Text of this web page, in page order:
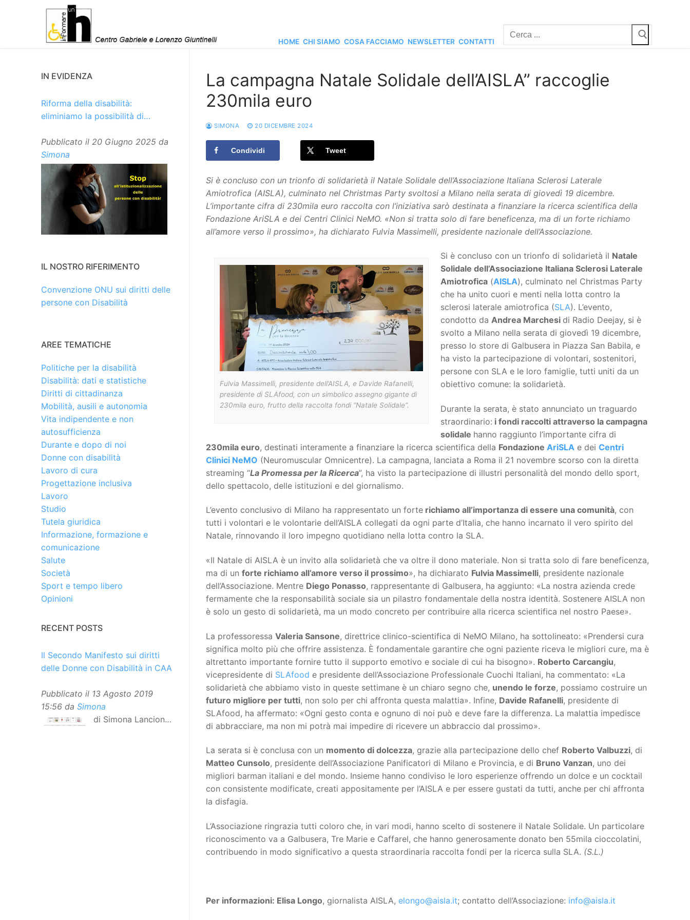
HOME CHI SIAMO COSA FACCIAMO NEWSLETTER CONTATTI
Cerca:
La campagna Natale Solidale dell’AISLA” raccoglie
230mila euro
SIMONA 20 DICEMBRE 2024
Condividi Tweet
Si è concluso con un trionfo di solidarietà il Natale Solidale dell’Associazione Italiana Sclerosi Laterale
Amiotrofica (AISLA), culminato nel Christmas Party svoltosi a Milano nella serata di giovedì 19 dicembre.
L’importante cifra di 230mila euro raccolta con l’iniziativa sarò destinata a finanziare la ricerca scientifica della
Fondazione AriSLA e dei Centri Clinici NeMO. «Non si tratta solo di fare beneficenza, ma di un forte richiamo
all’amore verso il prossimo», ha dichiarato Fulvia Massimelli, presidente nazionale dell’Associazione.
Fulvia Massimelli, presidente dell’AISLA, e Davide Rafanelli,
presidente di SLAfood, con un simbolico assegno gigante di
230mila euro, frutto della raccolta fondi “Natale Solidale”.
Si è concluso con un trionfo di solidarietà il Natale
Solidale dell’Associazione Italiana Sclerosi Laterale
Amiotrofica(AISLA), culminato nel Christmas Party
che ha unito cuori e menti nella lotta contro la
sclerosi laterale amiotrofica (SLA). L’evento,
condotto da Andrea Marchesi di Radio Deejay, si è
svolto a Milano nella serata di giovedì 19 dicembre,
presso lo store di Galbusera in Piazza San Babila, e
ha visto la partecipazione di volontari, sostenitori,
persone con SLA e le loro famiglie, tutti uniti da un
obiettivo comune: la solidarietà.
Durante la serata, è stato annunciato un traguardo
straordinario: i fondi raccolti attraverso la campagna
solidale hanno raggiunto l’importante cifra di
230mila euro, destinati interamente a finanziare la ricerca scientifica della Fondazione AriSLA e dei Centri
Clinici NeMO (Neuromuscular Omnicentre). La campagna, lanciata a Roma il 21 novembre scorso con la diretta
streaming “La Promessa per la Ricerca”, ha visto la partecipazione di illustri personalità del mondo dello sport,
dello spettacolo, delle istituzioni e del giornalismo.
L’evento conclusivo di Milano ha rappresentato un forte richiamo all’importanza di essere una comunità, con
tutti i volontari e le volontarie dell’AISLA collegati da ogni parte d’Italia, che hanno incarnato il vero spirito del
Natale, rinnovando il loro impegno quotidiano nella lotta contro la SLA.
«Il Natale di AISLA è un invito alla solidarietà che va oltre il dono materiale. Non si tratta solo di fare beneficenza,
ma di un forte richiamo all’amore verso il prossimo», ha dichiarato Fulvia Massimelli, presidente nazionale
dell’Associazione. Mentre Diego Ponasso, rappresentante di Galbusera, ha aggiunto: «La nostra azienda crede
fermamente che la responsabilità sociale sia un pilastro fondamentale della nostra identità. Sostenere AISLA non
è solo un gesto di solidarietà, ma un modo concreto per contribuire alla ricerca scientifica nel nostro Paese».
La professoressa Valeria Sansone, direttrice clinico-scientifica di NeMO Milano, ha sottolineato: «Prendersi cura
significa molto più che offrire assistenza. È fondamentale garantire che ogni paziente riceva le migliori cure, ma è
altrettanto importante fornire tutto il supporto emotivo e sociale di cui ha bisogno». Roberto Carcangiu,
vicepresidente di SLAfood e presidente dell’Associazione Professionale Cuochi Italiani, ha commentato: «La
solidarietà che abbiamo visto in queste settimane è un chiaro segno che, unendo le forze, possiamo costruire un
futuro migliore per tutti, non solo per chi affronta questa malattia». Infine, Davide Rafanelli, presidente di
SLAfood, ha affermato: «Ogni gesto conta e ognuno di noi può e deve fare la differenza. La malattia impedisce
di abbracciare, ma non mi potrà mai impedire di ricevere un abbraccio dal prossimo».
La serata si è conclusa con un momento di dolcezza, grazie alla partecipazione dello chef Roberto Valbuzzi, di
Matteo Cunsolo, presidente dell’Associazione Panificatori di Milano e Provincia, e di Bruno Vanzan, uno dei
migliori barman italiani e del mondo. Insieme hanno condiviso le loro esperienze offrendo un dolce e un cocktail
con consistente modificate, creati appositamente per l’AISLA e per essere gustati da tutti, anche per chi affronta
la disfagia.
L’Associazione ringrazia tutti coloro che, in vari modi, hanno scelto di sostenere il Natale Solidale. Un particolare
riconoscimento va a Galbusera, Tre Marie e Caffarel, che hanno generosamente donato ben 55mila cioccolatini,
contribuendo in modo significativo a questa straordinaria raccolta fondi per la ricerca sulla SLA. (S.L.)
Per informazioni: Elisa Longo, giornalista AISLA, elongo@aisla.it; contatto dell’Associazione: info@aisla.it
IN EVIDENZA
Riforma della disabilità:
eliminiamo la possibilità di
Pubblicato il 20 Giugno 2025 da
Simona
IL NOSTRO RIFERIMENTO
Convenzione ONU sui diritti delle
persone con Disabilità
AREE TEMATICHE
Politiche per la disabilità
Disabilità: dati e statistiche
Diritti di cittadinanza
Mobilità, ausili e autonomia
Vita indipendente e non
autosufficienza
Durante e dopo di noi
Donne con disabilità
Lavoro di cura
Progettazione inclusiva
Lavoro
Studio
Tutela giuridica
Informazione, formazione e
comunicazione
Salute
Società
Sport e tempo libero
Opinioni
RECENT POSTS
Il Secondo Manifesto sui diritti
delle Donne con Disabilità in CAA
Pubblicato il 13 Agosto 2019
15:56 da Simona
di Simona Lancioni,